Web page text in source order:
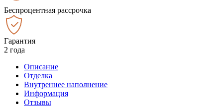
Беспроцентная рассрочка
Гарантия
2 года
Описание
Отделка
Внутреннее наполнение
Информация
Отзывы